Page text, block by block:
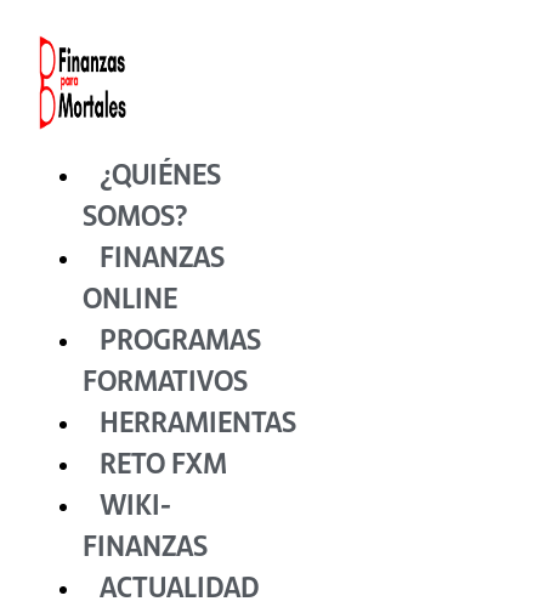
contenido
¿QUIÉNES
SOMOS?
FINANZAS
ONLINE
PROGRAMAS
FORMATIVOS
HERRAMIENTAS
RETO FXM
WIKI-
FINANZAS
ACTUALIDAD